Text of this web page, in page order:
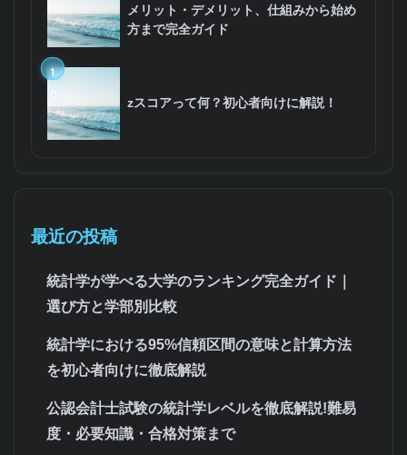
メリット・デメリット、仕組みから始め
方まで完全ガイド
1
0
zスコアって何？初心者向けに解説！
最近の投稿
統計学が学べる大学のランキング完全ガイド｜
選び方と学部別比較
統計学における95%信頼区間の意味と計算方法
を初心者向けに徹底解説
公認会計士試験の統計学レベルを徹底解説!難易
度・必要知識・合格対策まで